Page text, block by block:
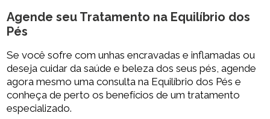
Agende seu Tratamento na Equilíbrio dos
Pés
Se você sofre com unhas encravadas e inflamadas ou
deseja cuidar da saúde e beleza dos seus pés, agende
agora mesmo uma consulta na Equilíbrio dos Pés e
conheça de perto os benefícios de um tratamento
especializado.